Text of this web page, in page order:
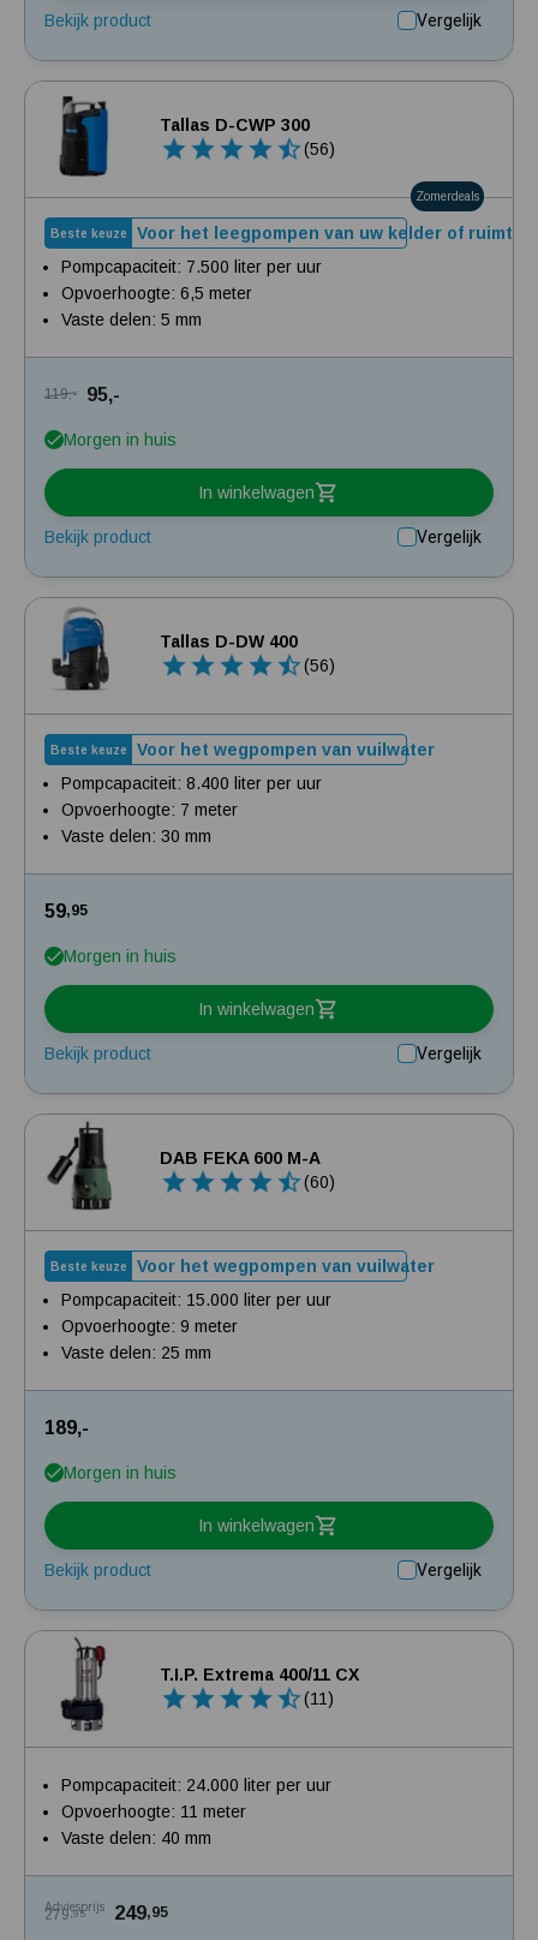
Bekijk product Vergelijk
Tallas D-CWP 300
(56)
Beste keuze Voor het leegpompen van uw kelder of ruimte
Zomerdeals
Pompcapaciteit: 7.500 liter per uur
Opvoerhoogte: 6,5 meter
Vaste delen: 5 mm
119,- 95,-
Morgen in huis
In winkelwagen
Bekijk product Vergelijk
Tallas D-DW 400
(56)
Beste keuze
Voor het wegpompen van vuilwater
Pompcapaciteit: 8.400 liter per uur
Opvoerhoogte: 7 meter
Vaste delen: 30 mm
59,95
Morgen in huis
In winkelwagen
Bekijk product Vergelijk
DAB FEKA 600 M-A
(60)
Beste keuze
Voor het wegpompen van vuilwater
Pompcapaciteit: 15.000 liter per uur
Opvoerhoogte: 9 meter
Vaste delen: 25 mm
189,-
Morgen in huis
In winkelwagen
Bekijk product Vergelijk
T.I.P. Extrema 400/11 CX
(11)
Pompcapaciteit: 24.000 liter per uur
Opvoerhoogte: 11 meter
Vaste delen: 40 mm
Adviesprijs
279,95 249,95